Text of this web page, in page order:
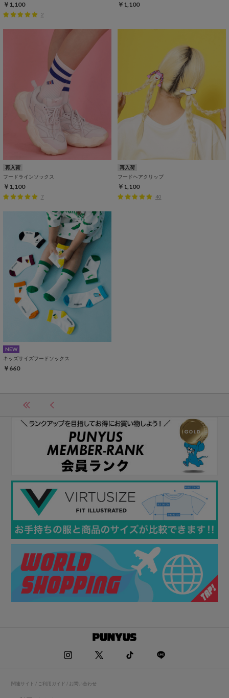
￥1,100
2
￥1,100
再入荷
フードラインソックス
￥1,100
7
再入荷
フードヘアクリップ
￥1,100
40
NEW
キッズサイズフードソックス
￥660
関連サイト / ご利用ガイド / お問い合わせ